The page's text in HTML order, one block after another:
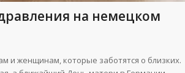
на немецком
женщинам, которые заботятся о близких.